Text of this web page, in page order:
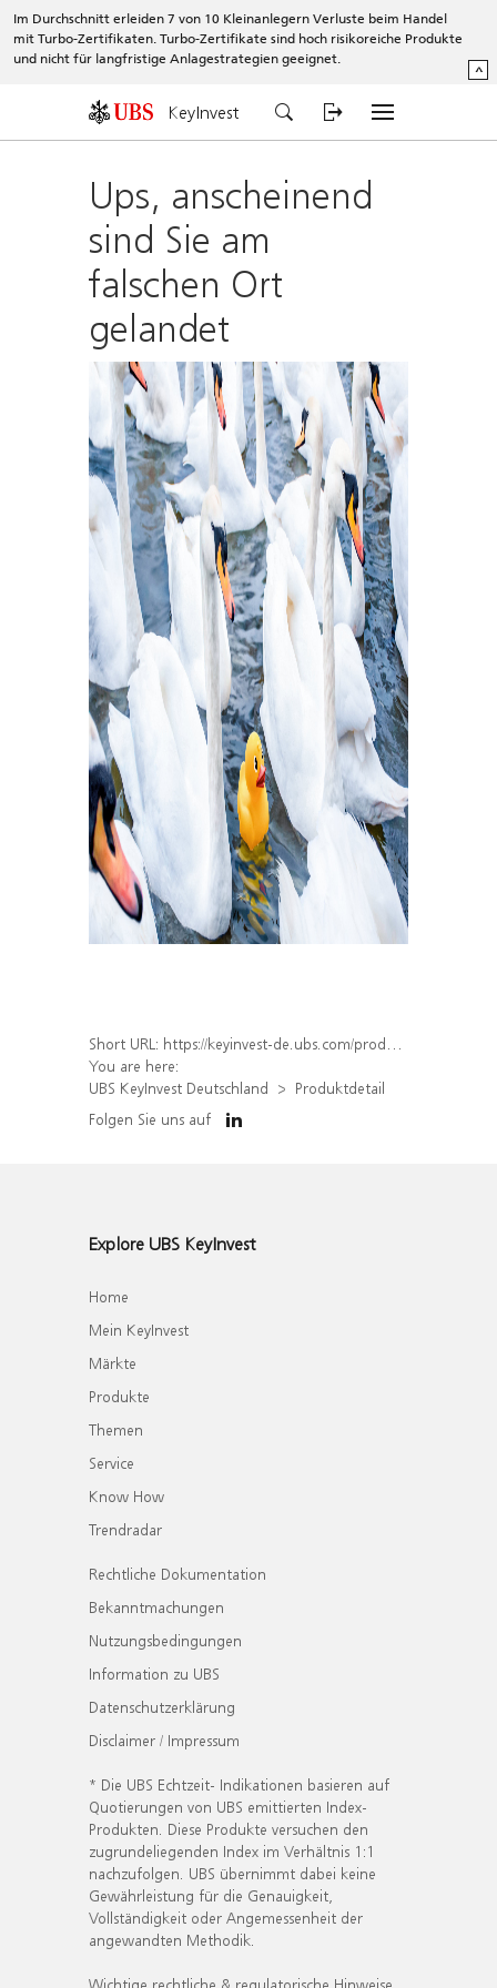
Im Durchschnitt erleiden 7 von 10 Kleinanlegern Verluste beim Handel
mit Turbo-Zertifikaten. Turbo-Zertifikate sind hoch risikoreiche Produkte
und nicht für langfristige Anlagestrategien geeignet.
^
KeyInvest
Ups, anscheinend
sind Sie am
falschen Ort
gelandet
Short URL: https://keyinvest-de.ubs.com/produkt/detail/index/isin/DE000WA8WZB3
You are here:
UBS KeyInvest Deutschland
Produktdetail
Folgen Sie uns auf
Explore UBS KeyInvest
Home
Mein KeyInvest
Märkte
Produkte
Themen
Service
Know How
Trendradar
Rechtliche Dokumentation
Bekanntmachungen
Nutzungsbedingungen
Information zu UBS
Datenschutzerklärung
Disclaimer / Impressum
* Die UBS Echtzeit- Indikationen basieren auf
Quotierungen von UBS emittierten Index-
Produkten. Diese Produkte versuchen den
zugrundeliegenden Index im Verhältnis 1:1
nachzufolgen. UBS übernimmt dabei keine
Gewährleistung für die Genauigkeit,
Vollständigkeit oder Angemessenheit der
angewandten Methodik.